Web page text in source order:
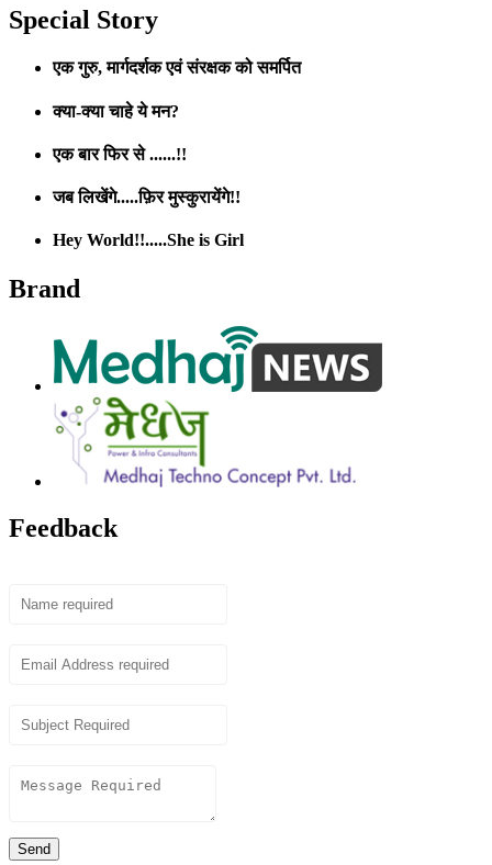
Special Story
एक गुरु, मार्गदर्शक एवं संरक्षक को समर्पित
क्या-क्या चाहे ये मन?
एक बार फिर से ......!!
जब लिखेंगे.....फ़िर मुस्कुरायेंगे!!
Hey World!!.....She is Girl
Brand
Feedback
Send